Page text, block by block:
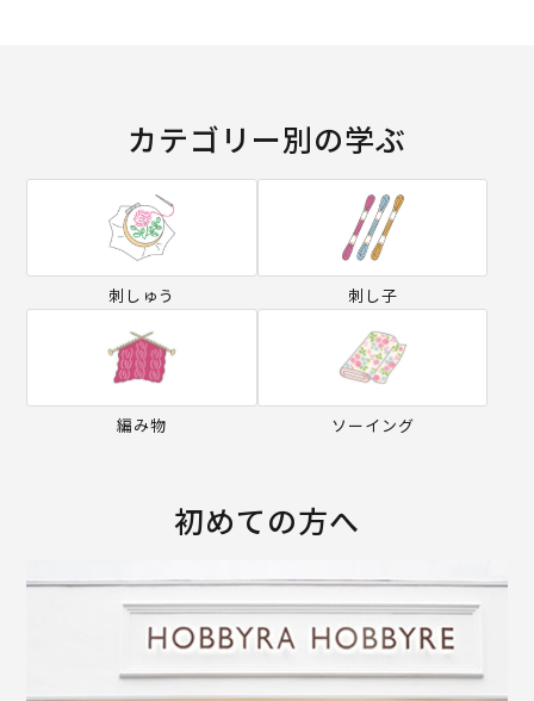
カテゴリー別の学ぶ
刺しゅう 刺し子
編み物 ソーイング
初めての方へ